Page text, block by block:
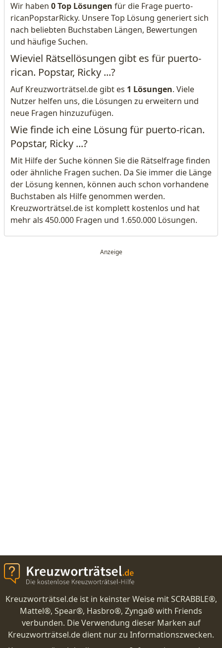
Wir haben 0 Top Lösungen für die Frage puerto-
ricanPopstarRicky. Unsere Top Lösung generiert sich
nach beliebten Buchstaben Längen, Bewertungen
und häufige Suchen.
Wieviel Rätsellösungen gibt es für puerto-
rican. Popstar, Ricky ...?
Auf Kreuzworträtsel.de gibt es 1 Lösungen. Viele
Nutzer helfen uns, die Lösungen zu erweitern und
neue Fragen hinzuzufügen.
Wie finde ich eine Lösung für puerto-rican.
Popstar, Ricky ...?
Mit Hilfe der Suche können Sie die Rätselfrage finden
oder ähnliche Fragen suchen. Da Sie immer die Länge
der Lösung kennen, können auch schon vorhandene
Buchstaben als Hilfe genommen werden.
Kreuzworträtsel.de ist komplett kostenlos und hat
mehr als 450.000 Fragen und 1.650.000 Lösungen.
Kreuzworträtsel.de ist in keinster Weise mit SCRABBLE®,
Mattel®, Spear®, Hasbro®, Zynga® with Friends
verbunden. Die Verwendung dieser Marken auf
Kreuzworträtsel.de dient nur zu Informationszwecken.